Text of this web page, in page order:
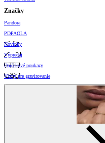
Značky
Pandora
PDPAOLA
Novinky
Výpredaj
Darčekové poukazy
Vzory pre gravírovanie